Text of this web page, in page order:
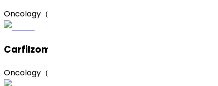
Oncology（肿瘤）
Carfilzomib（卡非佐米）
Oncology（肿瘤）